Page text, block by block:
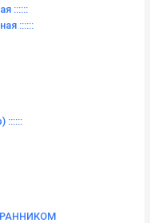
::::::
::::::
::::::